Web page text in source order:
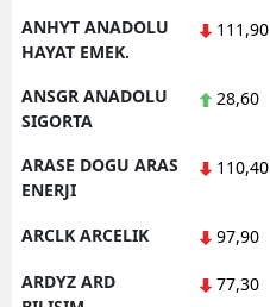
ANHYT ANADOLU
HAYAT EMEK.
111,90
ANSGR ANADOLU
SIGORTA
28,60
ARASE DOGU ARAS
ENERJI
110,40
ARCLK ARCELIK 97,90
ARDYZ ARD
77,30